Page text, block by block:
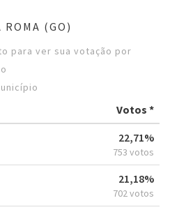
ROMA (GO)
para ver sua votação por
Votos *
22,71%
753 votos
21,18%
702 votos